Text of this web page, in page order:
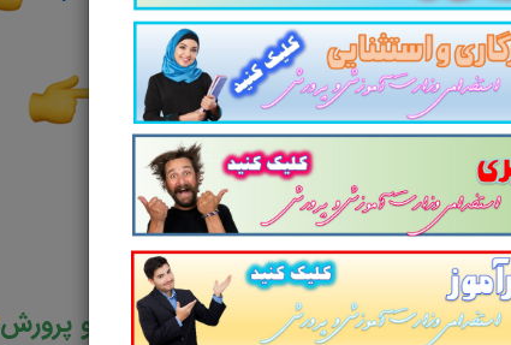
معلم مطالعات اجتماعیپایه نهم
راهنما معلمجغرافیای ایران
مطالعات اجتماعیاستخدامی آموزش و پرورش